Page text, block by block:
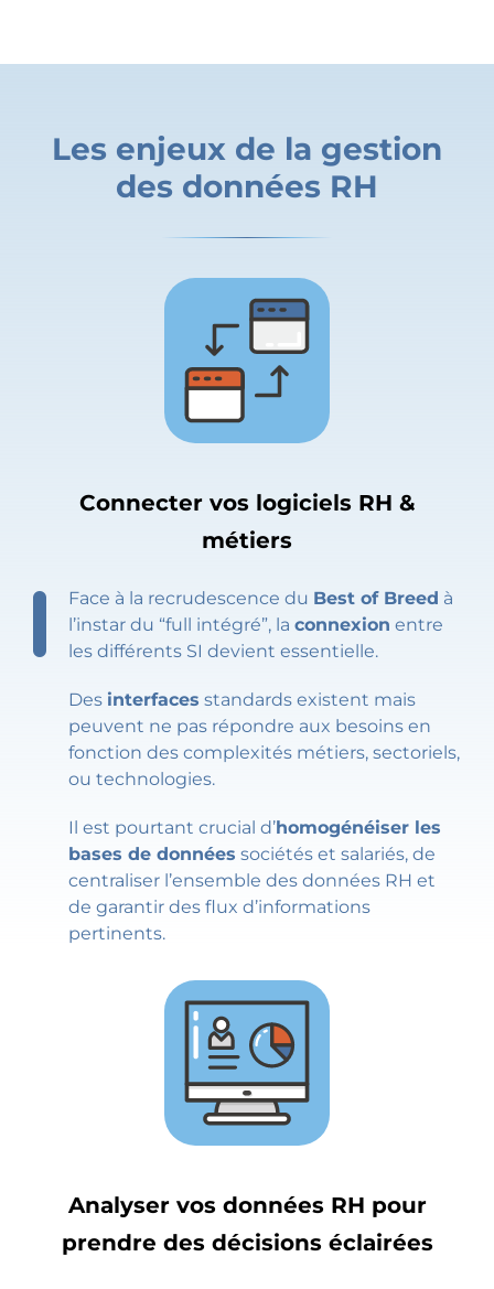
Les enjeux de la gestion
des données RH
Connecter vos logiciels RH &
métiers
Face à la recrudescence du Best of Breed à
l’instar du “full intégré”, la connexion entre
les différents SI devient essentielle.
Des interfaces standards existent mais
peuvent ne pas répondre aux besoins en
fonction des complexités métiers, sectoriels,
ou technologies.
Il est pourtant crucial d’homogénéiser les
bases de données sociétés et salariés, de
centraliser l’ensemble des données RH et
de garantir des flux d’informations
pertinents.
Analyser vos données RH pour
prendre des décisions éclairées